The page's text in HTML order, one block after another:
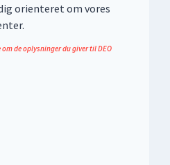
orienteret om vores
om de oplysninger du giver til DEO